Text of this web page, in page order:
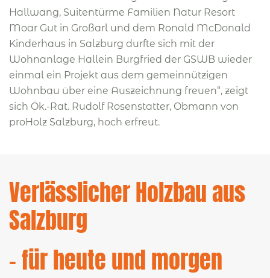
Hallwang, Suitentürme Familien Natur Resort
Moar Gut in Großarl und dem Ronald McDonald
Kinderhaus in Salzburg durfte sich mit der
Wohnanlage Hallein Burgfried der GSWB wieder
einmal ein Projekt aus dem gemeinnützigen
Wohnbau über eine Auszeichnung freuen“, zeigt
sich Ök.-Rat. Rudolf Rosenstatter, Obmann von
proHolz Salzburg, hoch erfreut.
Verlässlicher Holzbau aus
Salzburg
– für heute und morgen